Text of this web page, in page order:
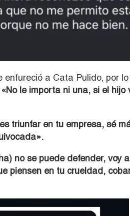
enfureció a Cata Pulido, por
«No le importa ni una, si el
triunfar en tu empresa, sé
no se puede defender, voy
piensen en tu crueldad,